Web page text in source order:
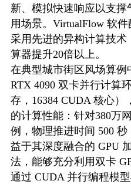
新、模拟快速响应以支
用场景。VirtualFlow 软件
采用先进的异构计算技术
算器提升20倍以上。
在典型城市街区风场算例
RTX 4090 双卡并行计算
存，16384 CUDA 核心）
的计算性能：针对380万
例，物理推进时间 500
益于其深度融合的 GPU
法，能够充分利用双卡
通过 CUDA 并行编程模